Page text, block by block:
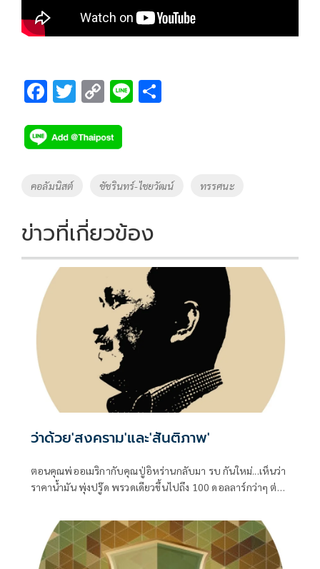
F
e
b
o
k
T
tt
er
C
p
y
Li
k
Li
Tags
คอลัมนิสต์ ชัชรินทร์-ไชยวัฒน์ ทรรศนะ
ข่าวที่เกี่ยวข้อง
ว่าด้วย'สงคราม'และ'สันติภาพ'
ตอนคุณพ่ออเมริกากับคุณปู่อิหร่านกลับมา รบ กันใหม่...เห็นว่า
ราคาน้ำมัน พุ่งปรู๊ด พรวดเดียวขึ้นไปถึง 100 ดอลลาร์กว่าๆ ต่อ